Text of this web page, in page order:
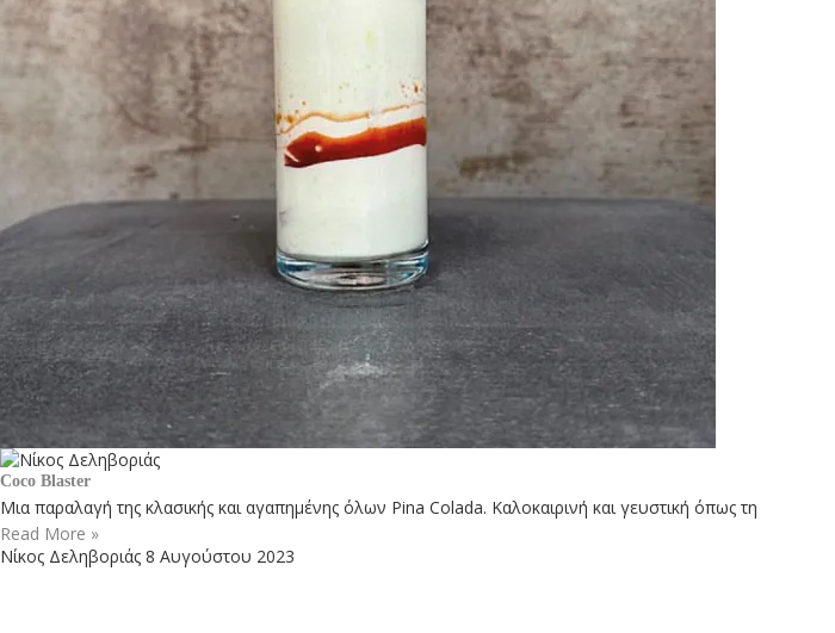
Coco Blaster
Μια παραλαγή της κλασικής και αγαπημένης όλων Pina Colada. Καλοκαιρινή και γευστική όπως τη
Read More »
Νίκος Δεληβοριάς 8 Αυγούστου 2023